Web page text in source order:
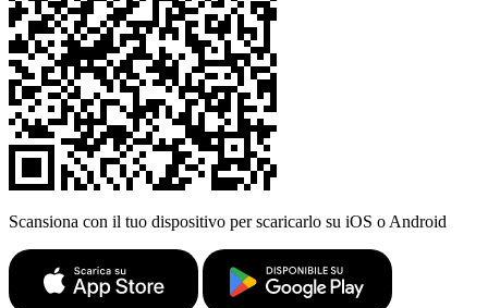
Scansiona con il tuo dispositivo per scaricarlo su iOS o Android